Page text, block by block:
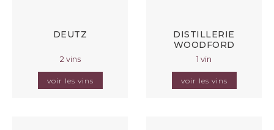
DEUTZ
2 vins
voir les vins
DISTILLERIE
WOODFORD
1 vin
voir les vins